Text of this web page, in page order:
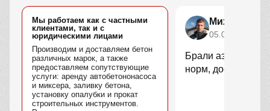
Мы работаем как с частными
клиентами, так и с
юридическими лицами
Производим и доставляем бетон
различных марок, а также
предоставляем сопутствующие
услуги: аренду автобетононасоса
и миксера, заливку бетона,
установку опалубки и прокат
строительных инструментов.
Михаил
05.01.2026
Брали
норм, доставили